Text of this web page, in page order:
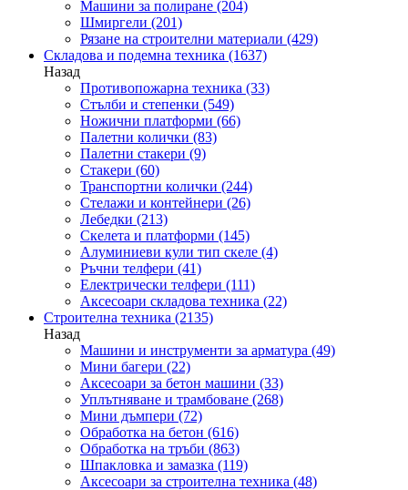
Машини за полиране (204)
Шмиргели (201)
Рязане на строителни материали (429)
Складова и подемна техника (1637)
Назад
Противопожарна техника (33)
Стълби и степенки (549)
Ножични платформи (66)
Палетни колички (83)
Палетни стакери (9)
Стакери (60)
Транспортни колички (244)
Стелажи и контейнери (26)
Лебедки (213)
Скелета и платформи (145)
Алуминиеви кули тип скеле (4)
Ръчни телфери (41)
Електрически телфери (111)
Аксесоари складова техника (22)
Строителна техника (2135)
Назад
Машини и инструменти за арматура (49)
Мини багери (22)
Аксесоари за бетон машини (33)
Уплътняване и трамбоване (268)
Мини дъмпери (72)
Обработка на бетон (616)
Обработка на тръби (863)
Шпакловка и замазка (119)
Аксесоари за строителна техника (48)